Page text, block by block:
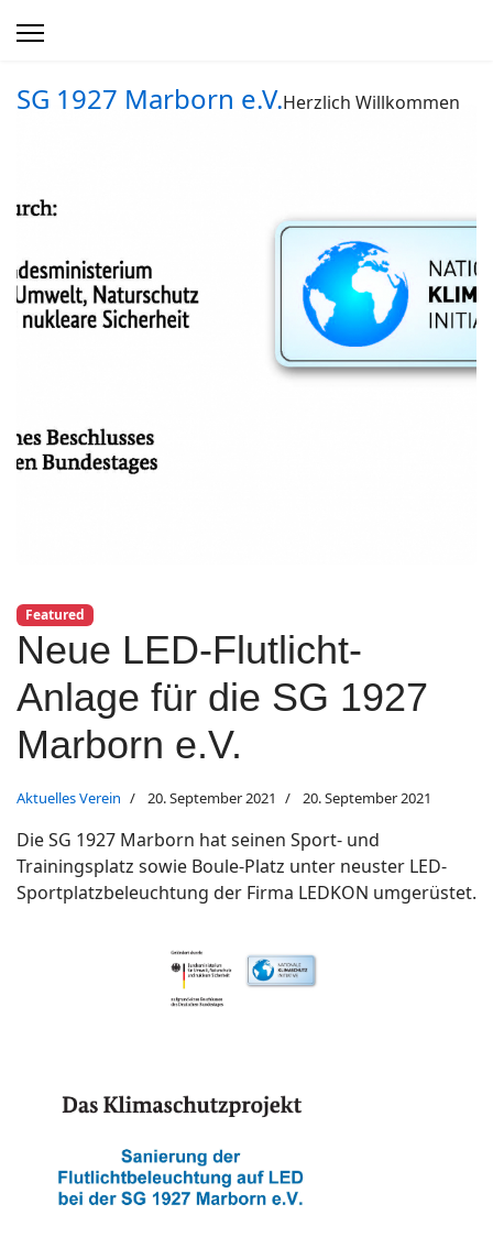
SG 1927 Marborn e.V.Herzlich Willkommen
Featured
Neue LED-Flutlicht-
Anlage für die SG 1927
Marborn e.V.
Aktuelles Verein 20. September 2021 20. September 2021
Die SG 1927 Marborn hat seinen Sport- und
Trainingsplatz sowie Boule-Platz unter neuster LED-
Sportplatzbeleuchtung der Firma LEDKON umgerüstet.